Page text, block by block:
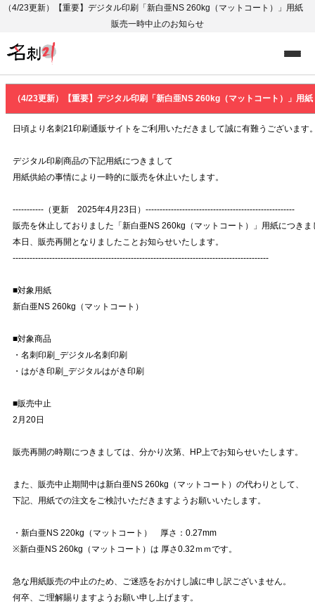
（4/23更新）【重要】デジタル印刷「新白亜NS 260kg（マットコート）」用紙
販売一時中止のお知らせ
（4/23更新）【重要】デジタル印刷「新白亜NS 260kg（マットコート）」
日頃より名刺21印刷通販サイトをご利用いただきまして誠に有難うございます
デジタル印刷商品の下記用紙につきまして
用紙供給の事情により一時的に販売を休止いたします。
-----------（更新 2025年4月23日）-----------------------------------------------------
販売を休止しておりました「新白亜NS 260kg（マットコート）」用紙につきま
本日、販売再開となりましたことお知らせいたします。
-------------------------------------------------------------------------------------------
■対象用紙
新白亜NS 260kg（マットコート）
■対象商品
・名刺印刷_デジタル名刺印刷
・はがき印刷_デジタルはがき印刷
■販売中止
2月20日
販売再開の時期につきましては、分かり次第、HP上でお知らせいたします。
また、販売中止期間中は新白亜NS 260kg（マットコート）の代わりとして、
下記、用紙での注文をご検討いただきますようお願いいたします。
・新白亜NS 220kg（マットコート） 厚さ：0.27mm
※新白亜NS 260kg（マットコート）は 厚さ0.32ｍｍです。
急な用紙販売の中止のため、ご迷惑をおかけし誠に申し訳ございません。
何卒、ご理解賜りますようお願い申し上げます。